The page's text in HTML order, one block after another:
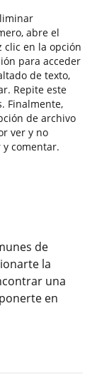
abre el
clic en la opción
para acceder
de texto,
Repite este
Finalmente,
de archivo
ver y no
comentar.
de
la
una
en